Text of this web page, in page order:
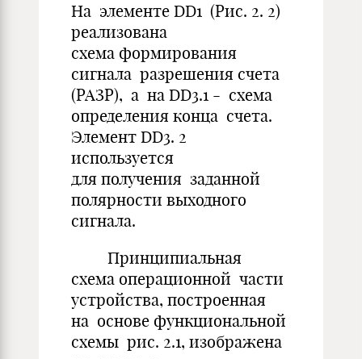
На элементе DD1 (Рис. 2. 2)
реализована
схема формирования
сигнала разрешения счета
(РАЗР), а на DD3.1 - схема
определения конца счета.
Элемент DD3. 2
используется
для получения заданной
полярности выходного
сигнала.
Принципиальная
схема операционной части
устройства, построенная
на основе функциональной
схемы рис. 2.1, изображена